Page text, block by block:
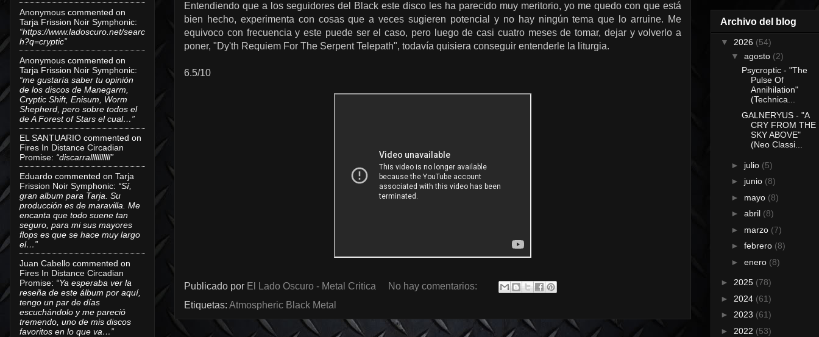
Entendiendo que a los seguidores del Black este disco les ha parecido muy meritorio, yo me quedo con que está
bien hecho, experimenta con cosas que a veces sugieren potencial y no hay ningún tema que lo arruine. Me
equivoco con frecuencia y este puede ser el caso, pero luego de casi cuatro meses de tomar, dejar y volverlo a
poner, "Dy'th Requiem For The Serpent Telepath", todavía quisiera conseguir entenderle la liturgia.
6.5/10
Publicado por El Lado Oscuro - Metal Critica
No hay comentarios:
Etiquetas: Atmospheric Black Metal
Anonymous commented on
Tarja Frission Noir Symphonic:
“https://www.ladoscuro.net/searc
h?q=cryptic”
Anonymous commented on
Tarja Frission Noir Symphonic:
“me gustaría saber tu opinión
de los discos de Manegarm,
Cryptic Shift, Enisum, Worm
Shepherd, pero sobre todos el
de A Forest of Stars el cual…”
EL SANTUARIO commented on
Fires In Distance Circadian
Promise: “discarralllllllllll”
Eduardo commented on Tarja
Frission Noir Symphonic: “Sí,
gran album para Tarja. Su
producción es de maravilla. Me
encanta que todo suene tan
seguro, para mi sus mayores
flops es que se hace muy largo
el…”
Juan Cabello commented on
Fires In Distance Circadian
Promise: “Ya esperaba ver la
reseña de este álbum por aquí,
tengo un par de días
escuchándolo y me pareció
tremendo, uno de mis discos
favoritos en lo que va…”
Archivo del blog
▼ 2026 (54)
▼ agosto (2)
Psycroptic - "The
Pulse Of
Annihilation"
(Technica...
GALNERYUS - "A
CRY FROM THE
SKY ABOVE"
(Neo Classi...
► julio (5)
► junio (8)
► mayo (8)
► abril (8)
► marzo (7)
► febrero (8)
► enero (8)
► 2025 (78)
► 2024 (61)
► 2023 (61)
► 2022 (53)